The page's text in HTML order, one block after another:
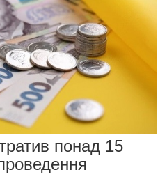
понад 15